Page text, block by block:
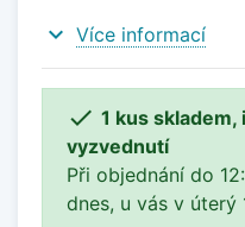
expand_more Více informací
 1 kus
vyzvednutí
Při objednání do
dnes, u vás v úterý